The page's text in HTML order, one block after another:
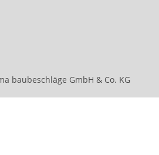
baubeschläge GmbH & Co. KG